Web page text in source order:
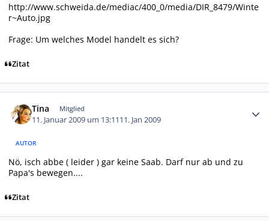
http://www.schweida.de/mediac/400_0/media/DIR_8479/Winte
r~Auto.jpg
Frage: Um welches Model handelt es sich?
Zitat
Tina Mitglied
11. Januar 2009 um 13:1111. Jan 2009
AUTOR
Nö, isch abbe ( leider ) gar keine Saab. Darf nur ab und zu
Papa's bewegen....
Zitat